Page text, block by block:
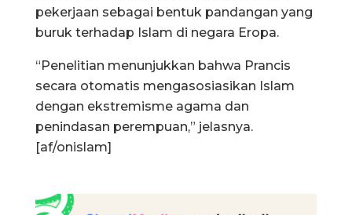
pekerjaan sebagai bentuk pandangan yang
buruk terhadap Islam di negara Eropa.
“Penelitian menunjukkan bahwa Prancis
secara otomatis mengasosiasikan Islam
dengan ekstremisme agama dan
penindasan perempuan,” jelasnya.
[af/onislam]